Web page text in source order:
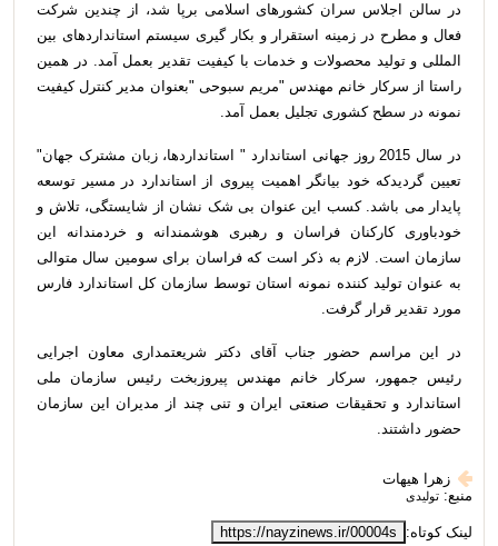
در سالن اجلاس سران کشورهای اسلامی برپا شد، از چندین شرکت
فعال و مطرح در زمینه استقرار و بکار گیری سیستم استانداردهای بین
المللی و تولید محصولات و خدمات با کیفیت تقدیر بعمل آمد. در همین
راستا از سرکار خانم مهندس "مریم سبوحی "بعنوان مدیر کنترل کیفیت
نمونه در سطح کشوری تجلیل بعمل آمد.
در سال 2015 روز جهانی استاندارد " استانداردها، زبان مشترک جهان"
تعیین گردیدکه خود بیانگر اهمیت پیروی از استاندارد در مسیر توسعه
پایدار می باشد. کسب این عنوان بی شک نشان از شایستگی، تلاش و
خودباوری کارکنان فراسان و رهبری هوشمندانه و خردمندانه این
سازمان است. لازم به ذکر است که فراسان برای سومین سال متوالی
به عنوان تولید کننده نمونه استان توسط سازمان کل استاندارد فارس
مورد تقدیر قرار گرفت.
در این مراسم حضور جناب آقای دکتر شریعتمداری معاون اجرایی
رئیس جمهور، سرکار خانم مهندس پیروزبخت رئیس سازمان ملی
استاندارد و تحقیقات صنعتی ایران و تنی چند از مدیران این سازمان
حضور داشتند.
زهرا هیهات
منبع: تولیدی
لینک کوتاه: https://nayzinews.ir/00004s